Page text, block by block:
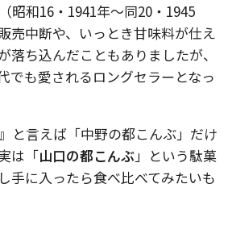
昭和16・1941年～同20・1945
売中断や、いっとき甘味料が仕え
落ち込んだこともありましたが、
でも愛されるロングセラーとなっ
と言えば「中野の都こんぶ」だけ
は「山口の都こんぶ」という駄菓
手に入ったら食べ比べてみたいも